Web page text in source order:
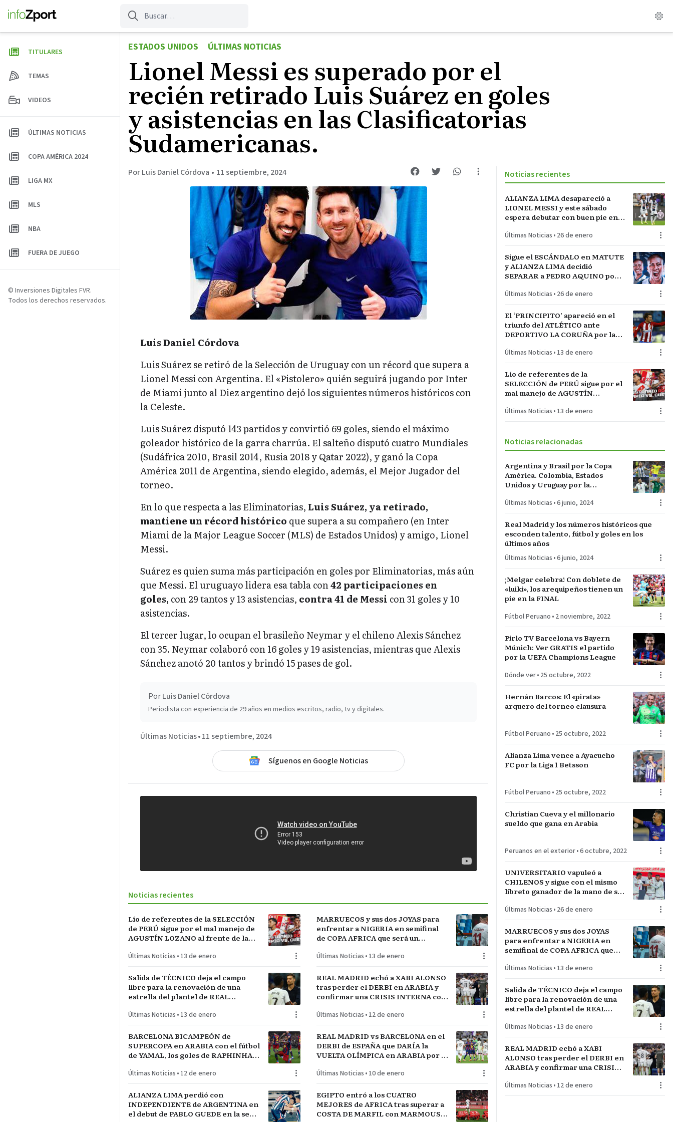
contenido
ESTADOS UNIDOS ÚLTIMAS NOTICIAS
Lionel Messi es superado por el
recién retirado Luis Suárez en goles
y asistencias en las Clasificatorias
Sudamericanas.
Por Luis Daniel Córdova • 11 septiembre, 2024
Luis Daniel Córdova
Luis Suárez se retiró de la Selección de Uruguay con un récord que supera a
Lionel Messi con Argentina. El «Pistolero» quién seguirá jugando por Inter
de Miami junto al Diez argentino dejó los siguientes números históricos con
la Celeste.
Luis Suárez disputó 143 partidos y convirtió 69 goles, siendo el máximo
goleador histórico de la garra charrúa. El salteño disputó cuatro Mundiales
(Sudáfrica 2010, Brasil 2014, Rusia 2018 y Qatar 2022), y ganó la Copa
América 2011 de Argentina, siendo elegido, además, el Mejor Jugador del
torneo.
En lo que respecta a las Eliminatorias, Luis Suárez, ya retirado,
mantiene un récord histórico que supera a su compañero (en Inter
Miami de la Major League Soccer (MLS) de Estados Unidos) y amigo, Lionel
Messi.
Suárez es quien suma más participación en goles por Eliminatorias, más aún
que Messi. El uruguayo lidera esa tabla con42 participaciones en
goles, con 29 tantos y 13 asistencias, contra 41 de Messi con 31 goles y 10
asistencias.
El tercer lugar, lo ocupan el brasileño Neymar y el chileno Alexis Sánchez
con 35. Neymar colaboró con 16 goles y 19 asistencias, mientras que Alexis
Sánchez anotó 20 tantos y brindó 15 pases de gol.
PorLuis Daniel Córdova
Periodista con experiencia de 29 años en medios escritos, radio, tv y digitales.
Últimas Noticias•11 septiembre, 2024
Síguenos en Google Noticias
Noticias recientes
Lío de referentes de la SELECCIÓN
de PERÚ sigue por el mal manejo de
AGUSTÍN LOZANO al frente de la
Últimas Noticias • 13 de enero
MARRUECOS y sus dos JOYAS para
enfrentar a NIGERIA en semifinal
de COPA AFRICA que será un
reservado
Últimas Noticias • 13 de enero
Salida de TÉCNICO deja el campo
libre para la renovación de una
estrella del plantel de REAL
Últimas Noticias • 13 de enero
REAL MADRID echó a XABI ALONSO
tras perder el DERBI en ARABIA y
confirmar una CRISIS INTERNA con
Últimas Noticias • 12 de enero
BARCELONA BICAMPEÓN de
SUPERCOPA en ARABIA con el fútbol
de YAMAL, los goles de RAPHINHA y
Últimas Noticias • 12 de enero
REAL MADRID vs BARCELONA en el
DERBI de ESPAÑA que DARÍA la
VUELTA OLÍMPICA en ARABIA por el
Últimas Noticias • 10 de enero
ALIANZA LIMA perdió con
INDEPENDIENTE de ARGENTINA en
el debut de PABLO GUEDE en la serie
EGIPTO entró a los CUATRO
MEJORES de AFRICA tras superar a
COSTA DE MARFIL con MARMOUSH
Noticias recientes
ALIANZA LIMA desapareció a
LIONEL MESSI y este sábado
espera debutar con buen pie en
Últimas Noticias • 26 de enero
Sigue el ESCÁNDALO en MATUTE
y ALIANZA LIMA decidió
SEPARAR a PEDRO AQUINO por
MONTEVIDEO
Últimas Noticias • 26 de enero
El ‘PRINCIPITO’ apareció en el
triunfo del ATLÉTICO ante
DEPORTIVO LA CORUÑA por la
Últimas Noticias • 13 de enero
Lío de referentes de la
SELECCIÓN de PERÚ sigue por el
mal manejo de AGUSTÍN
FEDERACIÓN PERUANA de
Últimas Noticias • 13 de enero
Noticias relacionadas
Argentina y Brasil por la Copa
América. Colombia, Estados
Unidos y Uruguay por la
pelea…
Últimas Noticias •6 junio, 2024
Real Madrid y los números históricos que
esconden talento, fútbol y goles en los
últimos años
Últimas Noticias •6 junio, 2024
¡Melgar celebra! Con doblete de
«luiki», los arequipeños tienen un
pie en la FINAL
Fútbol Peruano • 2 noviembre, 2022
Pirlo TV Barcelona vs Bayern
Múnich: Ver GRATIS el partido
por la UEFA Champions League
Dónde ver• 25 octubre, 2022
Hernán Barcos: El «pirata»
arquero del torneo clausura
Fútbol Peruano • 25 octubre, 2022
Alianza Lima vence a Ayacucho
FC por la Liga 1 Betsson
Fútbol Peruano • 25 octubre, 2022
Christian Cueva y el millonario
sueldo que gana en Arabia
Peruanos en el exterior•6 octubre, 2022
UNIVERSITARIO vapuleó a
CHILENOS y sigue con el mismo
libreto ganador de la mano de su
RABANAL
Últimas Noticias • 26 de enero
MARRUECOS y sus dos JOYAS
para enfrentar a NIGERIA en
semifinal de COPA AFRICA que
pronóstico reservado
Últimas Noticias • 13 de enero
Salida de TÉCNICO deja el campo
libre para la renovación de una
estrella del plantel de REAL
Últimas Noticias • 13 de enero
REAL MADRID echó a XABI
ALONSO tras perder el DERBI en
ARABIA y confirmar una CRISIS
referentes del plantel
Últimas Noticias • 12 de enero
TITULARES
TEMAS
VIDEOS
ÚLTIMAS NOTICIAS
COPA AMÉRICA 2024
LIGA MX
MLS
NBA
FUERA DE JUEGO
© Inversiones Digitales FVR.
Todos los derechos reservados.